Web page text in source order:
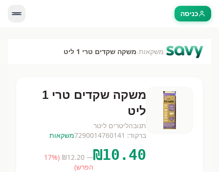
כניסה
›משקאות›משקה שקדים טרי 1 ליט
משקה שקדים טרי 1
ליט
תנובהליטרים ליטר
ברקוד: 7290014760141משקאות
₪10.40
— ₪
12.20
(
17%
הפרש)